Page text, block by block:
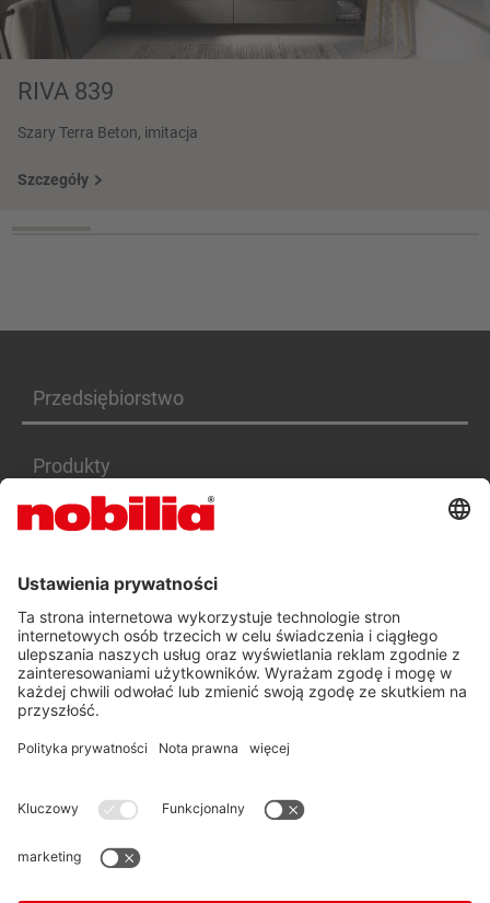
RIVA 839
Szary Terra Beton, imitacja
Szczegóły
Przedsiębiorstwo
Produkty
Serwis
Kariera
DEKLARACJA DOSTĘPNOŚCI PL
OGÓLNE WARUNKI HANDLOWE
OCHRONA DANYCH OSOBOWYCH